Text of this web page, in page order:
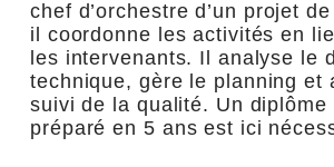
chef d’orchestre d’un projet
il coordonne les activités en
les intervenants. Il analyse le
technique, gère le planning et
suivi de la qualité. Un diplôme
préparé en 5 ans est ici